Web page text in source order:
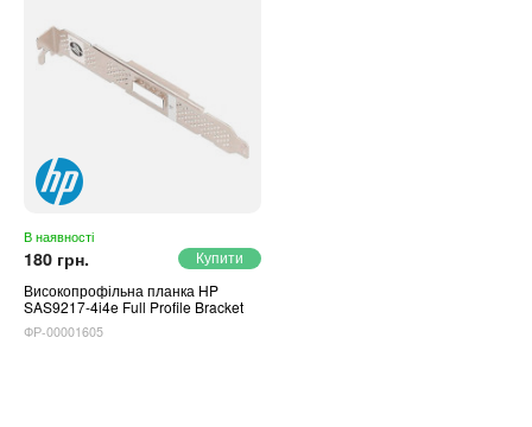
В наявності
180 грн.
Високопрофільна планка HP
SAS9217-4i4e Full Profile Bracket
ФР-00001605